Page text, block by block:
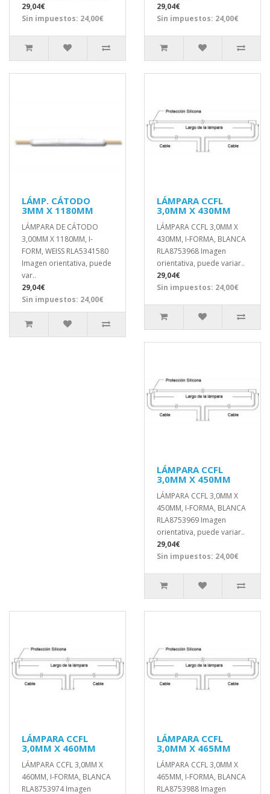
29,04€
Sin impuestos: 24,00€
29,04€
Sin impuestos: 24,00€
LÁMP. CÁTODO
3MM X 1180MM
LÁMPARA DE CÁTODO
3,00MM X 1180MM, I-
FORM, WEISS RLA5341580
Imagen orientativa, puede
var..
29,04€
Sin impuestos: 24,00€
LÁMPARA CCFL
3,0MM X 430MM
LÁMPARA CCFL 3,0MM X
430MM, I-FORMA, BLANCA
RLA8753968 Imagen
orientativa, puede variar..
29,04€
Sin impuestos: 24,00€
LÁMPARA CCFL
3,0MM X 450MM
LÁMPARA CCFL 3,0MM X
450MM, I-FORMA, BLANCA
RLA8753969 Imagen
orientativa, puede variar..
29,04€
Sin impuestos: 24,00€
LÁMPARA CCFL
3,0MM X 460MM
LÁMPARA CCFL 3,0MM X
460MM, I-FORMA, BLANCA
RLA8753974 Imagen
LÁMPARA CCFL
3,0MM X 465MM
LÁMPARA CCFL 3,0MM X
465MM, I-FORMA, BLANCA
RLA8753988 Imagen